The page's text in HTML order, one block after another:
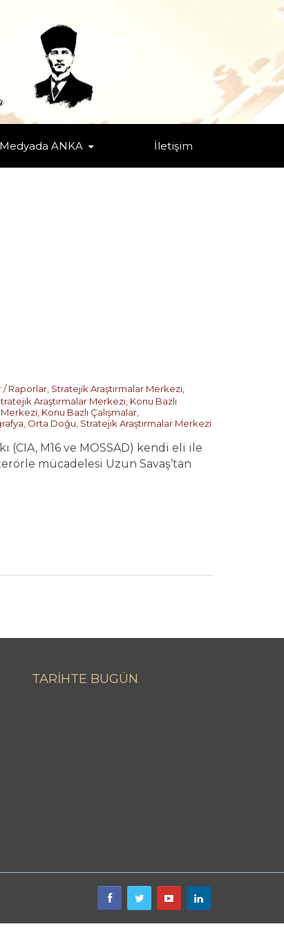
Medyada ANKA İletişim
/ Raporlar Stratejik Araştırmalar Merkezi
Araştırmalar Merkezi Konu Bazlı
Merkezi Konu Bazlı Çalışmalar
Orta Doğu Stratejik Araştırmalar Merkezi
(CIA, M16 ve MOSSAD) kendi eli ile
mücadelesi Uzun Savaş’tan
TARİHTE BUGÜN